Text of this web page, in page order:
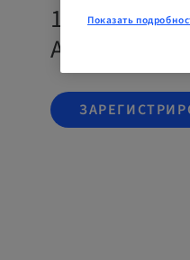
19. окт.
Австралия
Показать